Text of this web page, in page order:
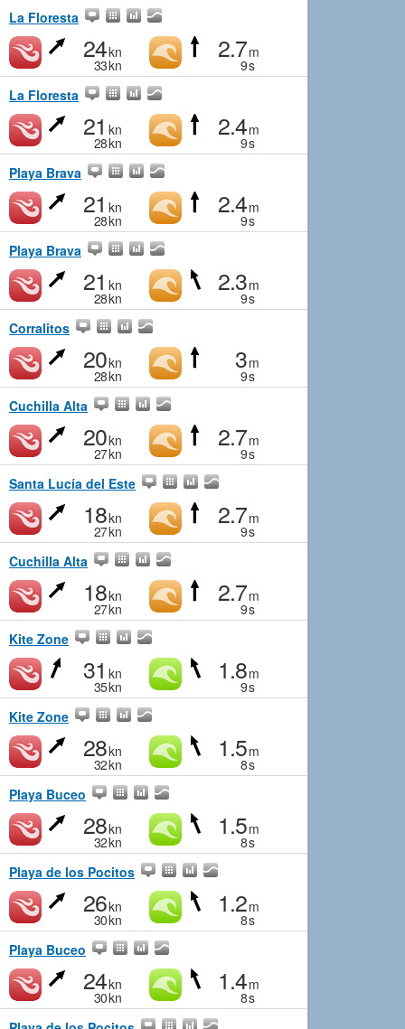
La Floresta
24kn
33kn
2.7m
9s
La Floresta
21 kn
28kn
2.4m
9s
Playa Brava
21 kn
28kn
2.4m
9s
Playa Brava
21 kn
28kn
2.3m
9s
Corralitos
20kn
28kn
3m
9s
Cuchilla Alta
20kn
27kn
2.7m
9s
Santa Lucía del Este
18kn
27kn
2.7m
9s
Cuchilla Alta
18kn
27kn
2.7m
9s
Kite Zone
31 kn
35kn
1.8m
9s
Kite Zone
28kn
32kn
1.5m
8s
Playa Buceo
28kn
32kn
1.5m
8s
Playa de los Pocitos
26kn
30kn
1.2m
8s
Playa Buceo
24kn
30kn
1.4m
8s